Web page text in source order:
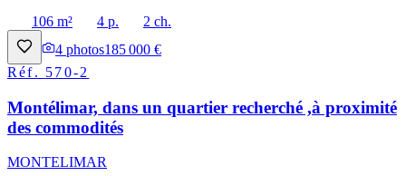
106 m²
4 p.
2 ch.
4 photos185 000 €
Réf. 570-2
Montélimar, dans un quartier recherché ,à proximité
des commodités
MONTELIMAR